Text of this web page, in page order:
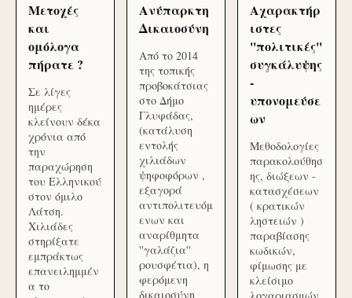
Μετοχές
και
ομόλογα
πήρατε ?
Σε λίγες
ημέρες
κλείνουν δέκα
χρόνια από
την
παραχώρηση
του Ελληνικού
στον όμιλο
Λάτση.
Χιλιάδες
στηρίξατε
εμπράκτως
επανειλημμέν
α το
Ανύπαρκτη
Δικαιοσύνη
Από το 2014
της τοπικής
προβοκάτσιας
στο Δήμο
Γλυφάδας,
(κατάλυση
εντολής
χιλιάδων
ψηφοφόρων ,
εξαγορά
αντιπολιτευόμ
ενων και
αναρίθμητα
''γαλάζια''
ρουσφέτια), η
φερόμενη
δικαιοσύνη
Αχαρακτήρ
ιστες
''πολιτικές''
συγκάλυψης
-
υπονομεύσε
ων
Μεθοδολογίες
παρακολούθησ
ης, διώξεων -
κατασχέσεων
( κρατικών
ληστειών )
παραβίασης
κωδικών,
φίμωσης με
κλείσιμο